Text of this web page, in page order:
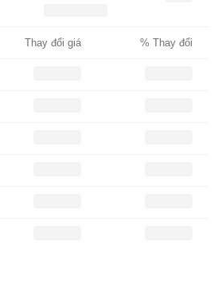
Thay đổi giá % Thay đổi